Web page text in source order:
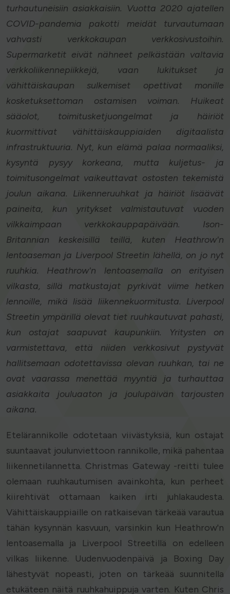
turhautuneisiin asiakkaisiin. Vuotta 2020 ajatellen
COVID-pandemia pakotti meidät turvautumaan
vahvasti verkkokaupan verkkosivustoihin.
Supermarketit eivät nähneet pelkästään valtavia
verkkoliikennepiikkejä, vaan lukitukset ja
vähittäiskaupan sulkemiset opettivat monille
kosketuksettoman ostamisen voiman. Huikeat
sääolot, toimitusketjuongelmat ja häiriöt
kuormittivat vähittäiskauppiaiden digitaalista
infrastruktuuria. Nyt, kun elämä palaa normaaliksi,
kysyntä pysyy korkeana, mutta kuljetus- ja
toimitusongelmat vaikeuttavat ostosten tekemistä
joulun aikana. Liikenneruuhkat ja häiriöt lisäävät
paineita, kun yritykset valmistautuvat vuoden
vilkkaimpaan verkkokauppapäivään. Ison-
Britannian keskeisillä teillä, kuten Heathrow'n
lentoaseman ja Liverpool Streetin lähellä, on jo nyt
ruuhkia. Heathrow'n lentoasemalla on erityisen
vilkasta, sillä matkustajat pyrkivät viime hetken
lennoille, mikä lisää liikennekuormitusta. Liverpool
Streetin ympärillä olevat tiet ruuhkautuvat pahasti,
kun ostajat saapuvat kaupunkiin. Yritysten on
varmistettava, että niiden verkkosivut pystyvät
hallitsemaan odotettavissa olevan ruuhkan, tai ne
ovat vaarassa menettää myyntiä ja turhauttaa
asiakkaita jouluaaton ja joulupäivän tarjousten
aikana.
Etelärannikolle odotetaan viivästyksiä, kun ostajat
suuntaavat joulunviettoon rannikolle, mikä pahentaa
liikennetilannetta. Christmas Gateway -reitti tulee
olemaan ruuhkautumisen avainkohta, kun perheet
kiirehtivät ottamaan kaiken irti juhlakaudesta.
Vähittäiskauppiaille on ratkaisevan tärkeää varautua
tähän kysynnän kasvuun, varsinkin kun Heathrow'n
lentoasemalla ja Liverpool Streetillä on edelleen
vilkas liikenne. Uudenvuodenpäivä ja Boxing Day
lähestyvät nopeasti, joten on tärkeää suunnitella
etukäteen näitä ruuhkahuippuja varten. Kuten Chris